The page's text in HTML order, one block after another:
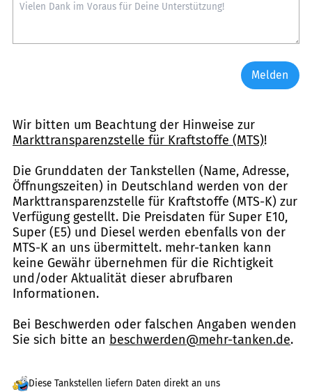
Melden
Wir bitten um Beachtung der Hinweise zur
Markttransparenzstelle für Kraftstoffe (MTS)!
Die Grunddaten der Tankstellen (Name, Adresse,
Öffnungszeiten) in Deutschland werden von der
Markttransparenzstelle für Kraftstoffe (MTS-K) zur
Verfügung gestellt. Die Preisdaten für Super E10,
Super (E5) und Diesel werden ebenfalls von der
MTS-K an uns übermittelt. mehr-tanken kann
keine Gewähr übernehmen für die Richtigkeit
und/oder Aktualität dieser abrufbaren
Informationen.
Bei Beschwerden oder falschen Angaben wenden
Sie sich bitte an beschwerden@mehr-tanken.de.
Diese Tankstellen liefern Daten direkt an uns